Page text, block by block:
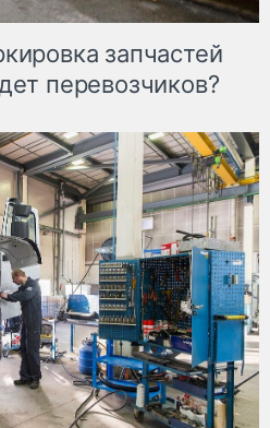
запчастей
перевозчиков?